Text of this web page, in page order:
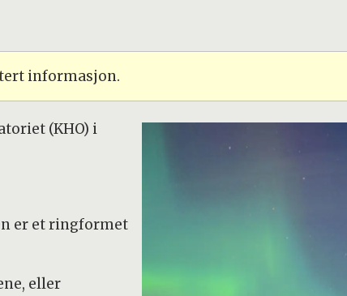
informasjon.
(KHO) i
er et ringformet
eller